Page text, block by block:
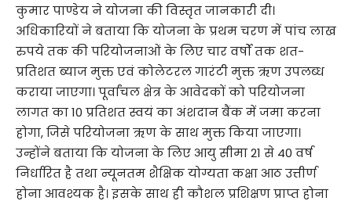
कुमार पाण्डेय ने योजना की विस्तृत जानकारी दी।
अधिकारियों ने बताया कि योजना के प्रथम चरण में पांच लाख
रुपये तक की परियोजनाओं के लिए चार वर्षों तक शत-
प्रतिशत ब्याज मुक्त एवं कोलेटरल गारंटी मुक्त ऋण उपलब्ध
कराया जाएगा। पूर्वांचल क्षेत्र के आवेदकों को परियोजना
लागत का 10 प्रतिशत स्वयं का अंशदान बैंक में जमा करना
होगा, जिसे परियोजना ऋण के साथ मुक्त किया जाएगा।
उन्होंने बताया कि योजना के लिए आयु सीमा 21 से 40 वर्ष
निर्धारित है तथा न्यूनतम शैक्षिक योग्यता कक्षा आठ उत्तीर्ण
होना आवश्यक है। इसके साथ ही कौशल प्रशिक्षण प्राप्त होना